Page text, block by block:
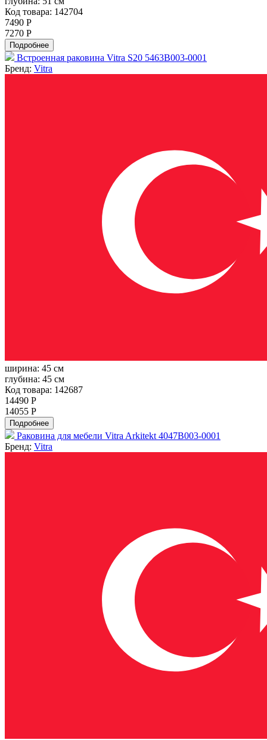
Код товара: 142704
7490 Р
7270 Р
Подробнее
Встроенная раковина Vitra S20 5463B003-0001
Бренд: Vitra
ширина: 45 см
глубина: 45 см
Код товара: 142687
14490 Р
14055 Р
Подробнее
Раковина для мебели Vitra Arkitekt 4047B003-0001
Бренд: Vitra